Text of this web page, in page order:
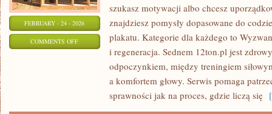
FEBRUARY - 24 - 2026
COMMENTS OFFON
OUTDOOROWE
szukasz motywacji albo chcesz
znajdziesz pomysły dopasowane do
plakatu. Kategorie dla każdego to
i regeneracja. Sednem 12ton.pl jest
odpoczynkiem, między treningiem
a komfortem głowy. Serwis pomaga
sprawności jak na proces, gdzie liczą się